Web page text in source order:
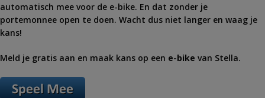
automatisch mee voor de e-bike. En dat zonder je
portemonnee open te doen. Wacht dus niet langer en waag je
kans!
Meld je gratis aan en maak kans op een e-bike van Stella.